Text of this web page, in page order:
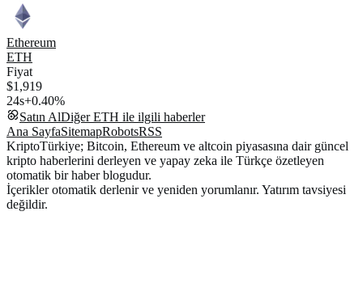
Ethereum
ETH
Fiyat
$1,919
24s+0.40%
Satın AlDiğerETH ile ilgili haberler
Ana SayfaSitemapRobotsRSS
KriptoTürkiye; Bitcoin, Ethereum ve altcoin piyasasına dair güncel
kripto haberlerini derleyen ve yapay zeka ile Türkçe özetleyen
otomatik bir haber blogudur.
İçerikler otomatik derlenir ve yeniden yorumlanır. Yatırım tavsiyesi
değildir.